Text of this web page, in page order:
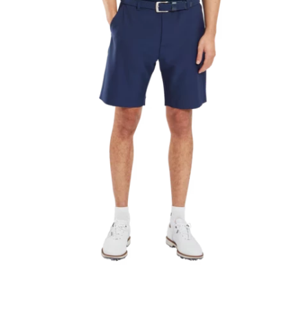
Bekleidung
Handschuhe
Schuhe